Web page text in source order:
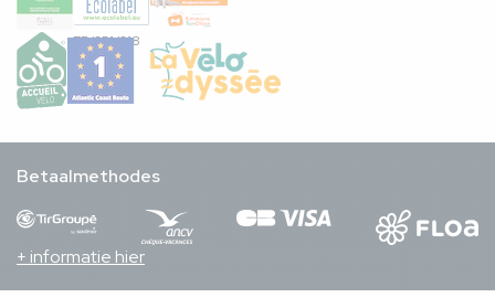
FR/051/018
Betaalmethodes
+ informatie hier